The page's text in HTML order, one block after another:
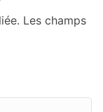
Les champs